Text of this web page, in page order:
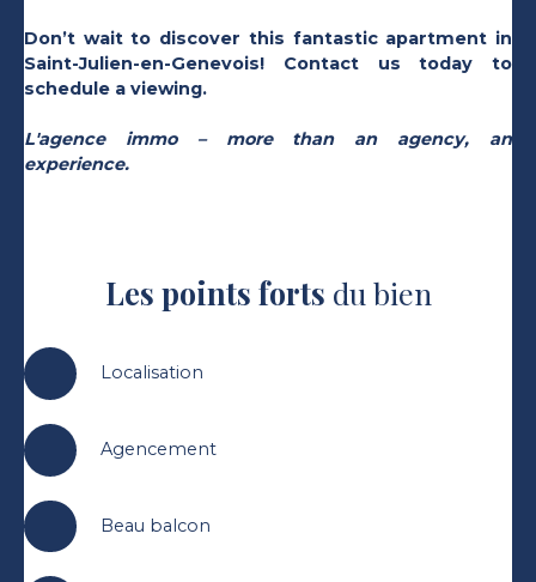
Don’t wait to discover this fantastic apartment in
Saint-Julien-en-Genevois! Contact us today to
schedule a viewing.
L'agence immo – more than an agency, an
experience.
Les points forts du bien
Localisation
Agencement
Beau balcon